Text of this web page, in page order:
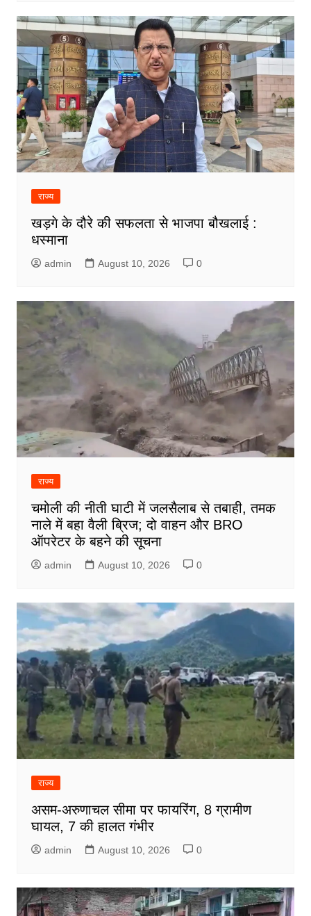
राज्य
खड़गे के दौरे की सफलता से भाजपा बौखलाई :
धस्माना
admin August 10, 2026 0
राज्य
चमोली की नीती घाटी में जलसैलाब से तबाही, तमक
नाले में बहा वैली ब्रिज; दो वाहन और BRO
ऑपरेटर के बहने की सूचना
admin August 10, 2026 0
राज्य
असम-अरुणाचल सीमा पर फायरिंग, 8 ग्रामीण
घायल, 7 की हालत गंभीर
admin August 10, 2026 0